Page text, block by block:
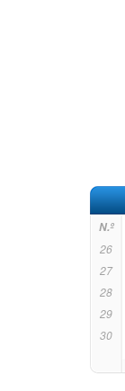
N.º
26
27
28
29
30